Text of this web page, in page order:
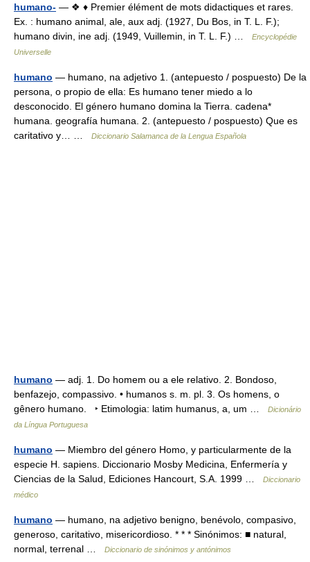
humano- — ❖ ♦ Premier élément de mots didactiques et rares.
Ex. : humano animal, ale, aux adj. (1927, Du Bos, in T. L. F.);
humano divin, ine adj. (1949, Vuillemin, in T. L. F.) …
Encyclopédie
Universelle
humano — humano, na adjetivo 1. (antepuesto / pospuesto) De la
persona, o propio de ella: Es humano tener miedo a lo
desconocido. El género humano domina la Tierra. cadena*
humana. geografía humana. 2. (antepuesto / pospuesto) Que es
caritativo y… …
Diccionario Salamanca de la Lengua Española
humano — adj. 1. Do homem ou a ele relativo. 2. Bondoso,
benfazejo, compassivo. • humanos s. m. pl. 3. Os homens, o
gênero humano. ‣ Etimologia: latim humanus, a, um …
Dicionário
da Língua Portuguesa
humano — Miembro del género Homo, y particularmente de la
especie H. sapiens. Diccionario Mosby Medicina, Enfermería y
Ciencias de la Salud, Ediciones Hancourt, S.A. 1999 …
Diccionario
médico
humano — humano, na adjetivo benigno, benévolo, compasivo,
generoso, caritativo, misericordioso. * * * Sinónimos: ■ natural,
normal, terrenal …
Diccionario de sinónimos y antónimos